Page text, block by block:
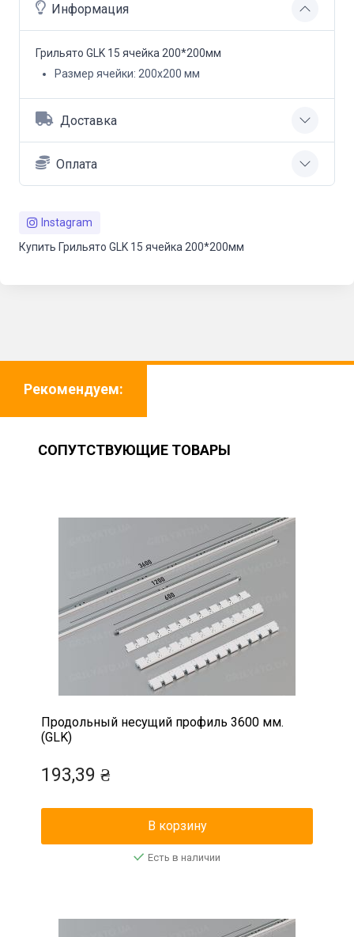
Информация
Грильято GLK 15 ячейка 200*200мм
Размер ячейки: 200х200 мм
Доставка
Оплата
Instagram
Купить Грильято GLK 15 ячейка 200*200мм
Рекомендуем:
СОПУТСТВУЮЩИЕ ТОВАРЫ
Продольный несущий профиль 3600 мм.
(GLK)
193,39 ₴
В корзину
Есть в наличии